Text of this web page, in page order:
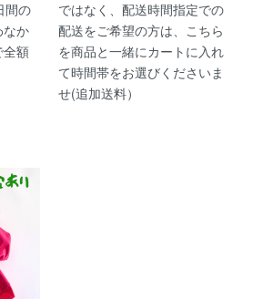
間の
か
全額
ではなく、配送時間指定での
配送をご希望の方は、こちら
を商品と一緒にカートに入れ
て時間帯をお選びくださいま
せ(追加送料）